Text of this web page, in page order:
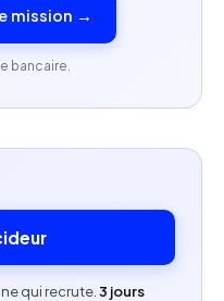
mission →
bancaire.
qui recrute. 3 jours